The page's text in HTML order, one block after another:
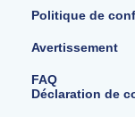
Politique de
Avertissement
FAQ
Déclaration de